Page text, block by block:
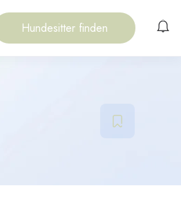
Hundesitter finden